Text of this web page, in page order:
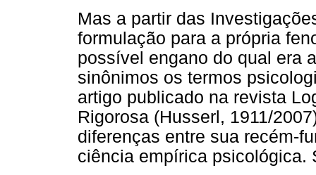
Mas a partir das
formulação para a própria
possível engano do qual era
sinônimos os termos
artigo publicado na revista
Rigorosa (Husserl, 1911/
diferenças entre sua recém-
ciência empírica psicológica.